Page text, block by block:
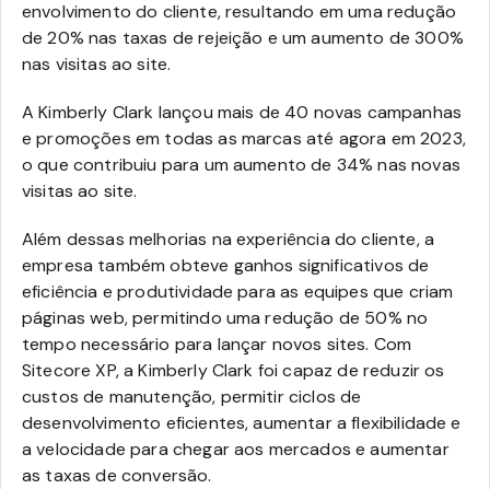
envolvimento do cliente, resultando em uma redução
de 20% nas taxas de rejeição e um aumento de 300%
nas visitas ao site.
A Kimberly Clark lançou mais de 40 novas campanhas
e promoções em todas as marcas até agora em 2023,
o que contribuiu para um aumento de 34% nas novas
visitas ao site.
Além dessas melhorias na experiência do cliente, a
empresa também obteve ganhos significativos de
eficiência e produtividade para as equipes que criam
páginas web, permitindo uma redução de 50% no
tempo necessário para lançar novos sites. Com
Sitecore XP, a Kimberly Clark foi capaz de reduzir os
custos de manutenção, permitir ciclos de
desenvolvimento eficientes, aumentar a flexibilidade e
a velocidade para chegar aos mercados e aumentar
as taxas de conversão.